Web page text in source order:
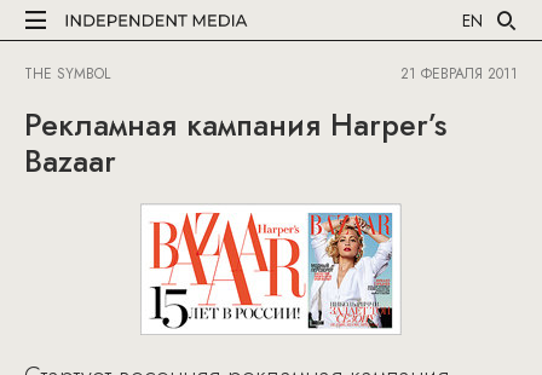
EN
THE SYMBOL 21 ФЕВРАЛЯ 2011
Рекламная кампания Harper’s
Bazaar